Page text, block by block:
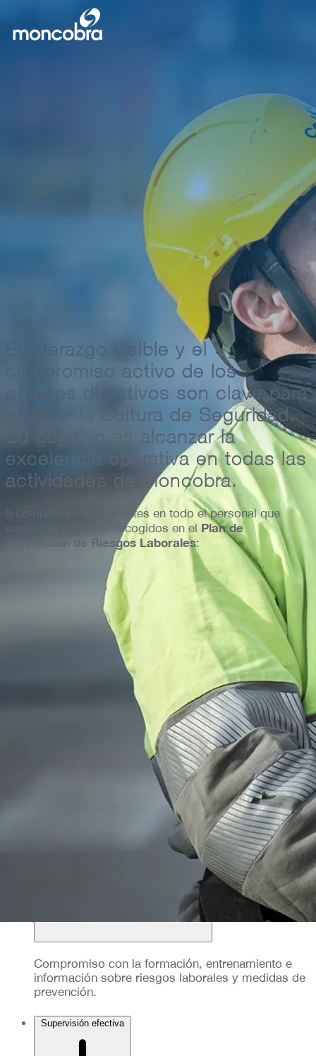
El liderazgo visible y el
compromiso activo de los
equipos directivos son clave para
integrar la Cultura de Seguridad.
Su objetivo es alcanzar la
excelencia operativa en todas las
actividades de Moncobra.
5 compromisos inherentes en todo el personal que
conforma el Grupo, recogidos en el Plan de
Prevención de Riesgos Laborales:
Consulta y participación
Compromiso con la consulta y participación de
equipos mediante el Reporte De Incidentes (RDI) y
Acciones de Mejora en Seguridad (AMS).
Formación, entrenamiento e información
Compromiso con la formación, entrenamiento e
información sobre riesgos laborales y medidas de
prevención.
Supervisión efectiva